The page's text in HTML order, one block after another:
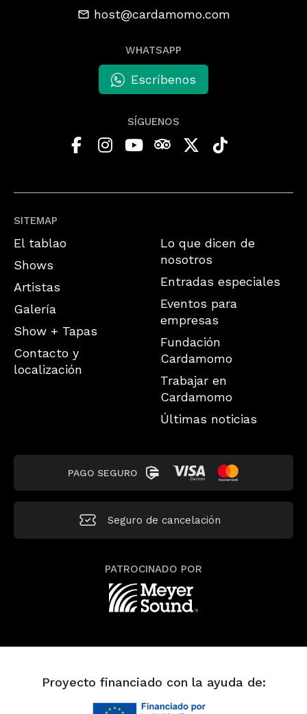
SITEMAP
El tablao
Shows
Artistas
Galería
Show + Tapas
Contacto y
localización
Lo que dicen de
nosotros
Entradas especiales
Eventos para
empresas
Fundación
Cardamomo
Trabajar en
Cardamomo
Últimas noticias
host@cardamomo.com
WHATSAPP
Escríbenos
SÍGUENOS
PAGO SEGURO
Seguro de cancelación
PATROCINADO POR
Proyecto financiado con la ayuda de: